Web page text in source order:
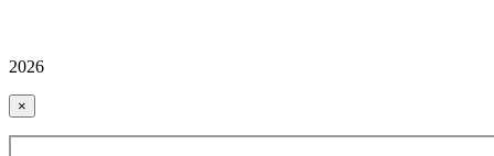
2026
×